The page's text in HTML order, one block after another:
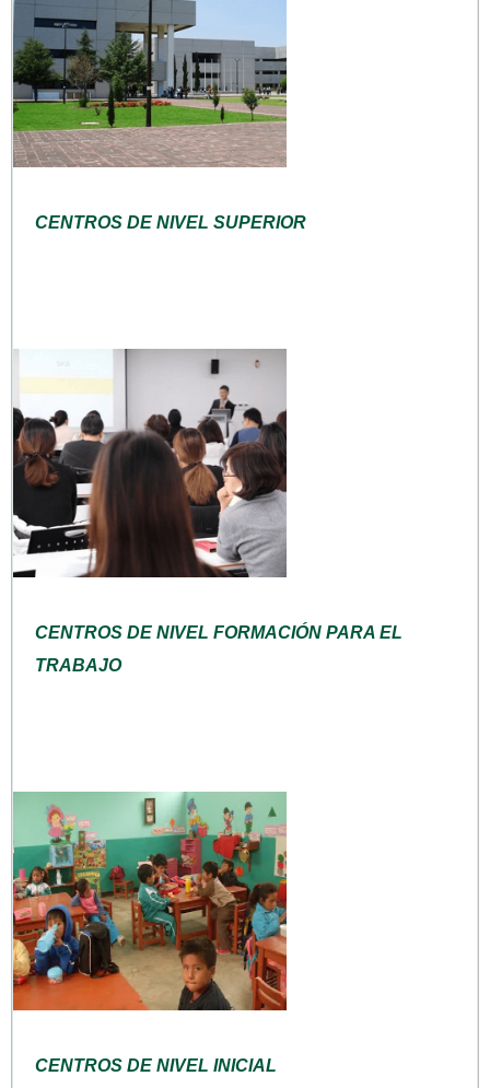
CENTROS DE NIVEL SUPERIOR
CENTROS DE NIVEL FORMACIÓN PARA EL
TRABAJO
CENTROS DE NIVEL INICIAL